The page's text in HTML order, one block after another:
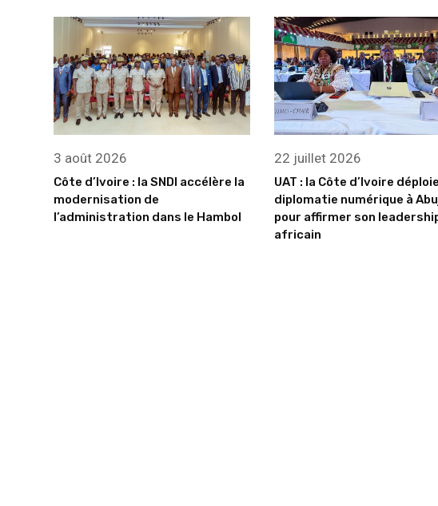
3 août 2026
Côte d’Ivoire : la SNDI accélère la
modernisation de
l’administration dans le Hambol
22 juillet 2026
UAT : la Côte d’Ivoire
diplomatie numérique à
pour affirmer son
africain